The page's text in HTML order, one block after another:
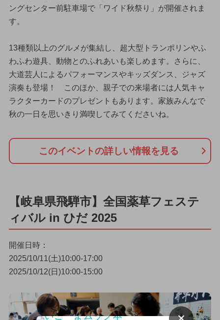
ングセンター前駐車場で「ワイド秋祭り」が開催されま
す。
13種類以上のグルメが集結し、超大型トランポリンやふ
わふわ遊具、動物とのふれあいも楽しめます。さらに、
大道芸人によるパフォーマンスやキッズダンス、ジャズ
演奏も登場！ このほか、親子での来場者には人気キャ
ラクターカードのプレゼントもあります。家族みんなで
秋の一日を思いきり満喫してみてくださいね。
このイベントの詳しい情報を見る
【岐阜県飛騨市】全国薬草フェステ
ィバル in ひだ 2025
開催日時：
2025/10/11(土)10:00-17:00
2025/10/12(日)10:00-15:00